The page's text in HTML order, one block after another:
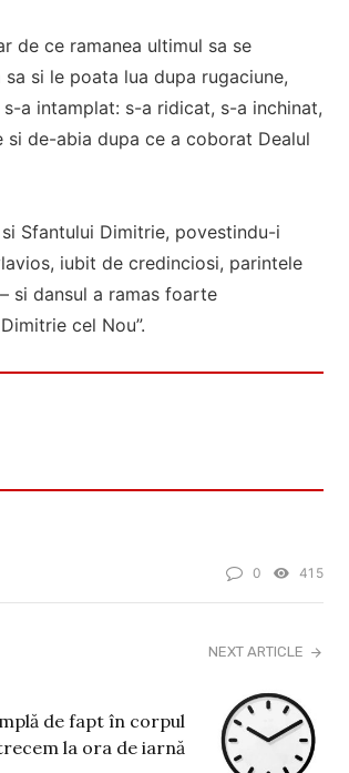
de ce ramanea ultimul sa se
si le poata lua dupa rugaciune,
a intamplat: s-a ridicat, s-a inchinat,
de-abia dupa ce a coborat Dealul
Sfantului Dimitrie, povestindu-i
iubit de credinciosi, parintele
si dansul a ramas foarte
cel Nou”.
0 415
NEXT ARTICLE
de fapt în corpul
la ora de iarnă